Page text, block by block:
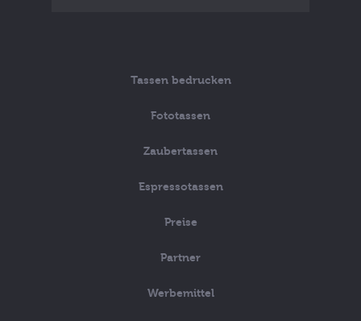
Tassen bedrucken
Fototassen
Zaubertassen
Espressotassen
Preise
Partner
Werbemittel